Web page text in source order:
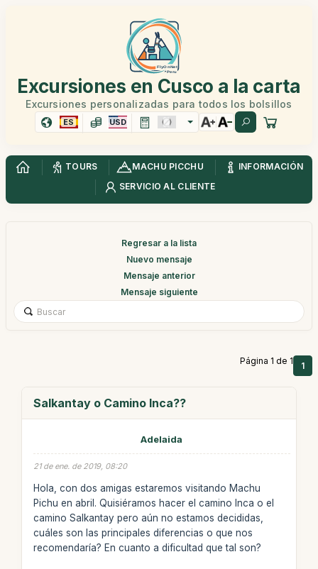
Excursiones en Cusco a la carta
Excursiones personalizadas para todos los bolsillos
ES USD
TOURS MACHU PICCHU
INFORMACIÓN
SERVICIO AL CLIENTE
Regresar a la lista
Nuevo mensaje
Mensaje anterior
Mensaje siguiente
Página 1 de 1 1
Salkantay o Camino Inca??
Adelaida
21 de ene. de 2019, 08:20
Hola, con dos amigas estaremos visitando Machu
Pichu en abril. Quisiéramos hacer el camino Inca o el
camino Salkantay pero aún no estamos decididas,
cuáles son las principales diferencias o que nos
recomendaría? En cuanto a dificultad que tal son?